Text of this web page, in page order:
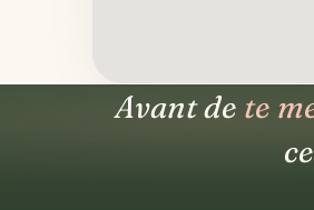
Avant de te